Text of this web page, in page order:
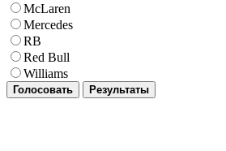
McLaren
Mercedes
RB
Red Bull
Williams
Голосовать Результаты